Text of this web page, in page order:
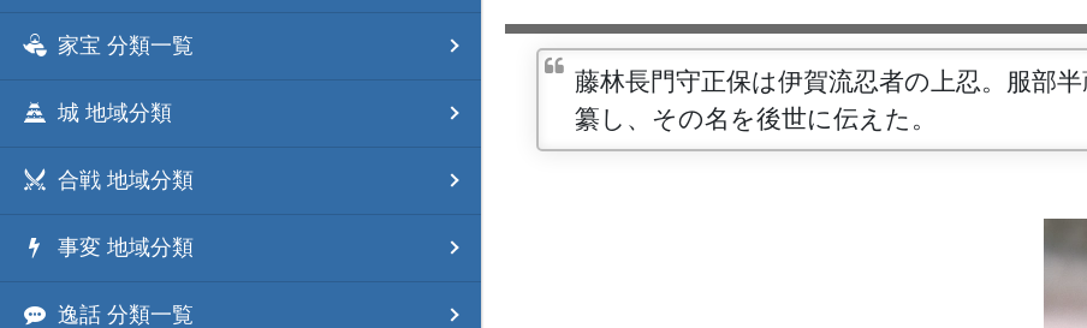
家宝 分類一覧
城 地域分類
合戦 地域分類
事変 地域分類
逸話 分類一覧
藤林長門守正保は伊賀流忍者の上忍。服部
纂し、その名を後世に伝えた。